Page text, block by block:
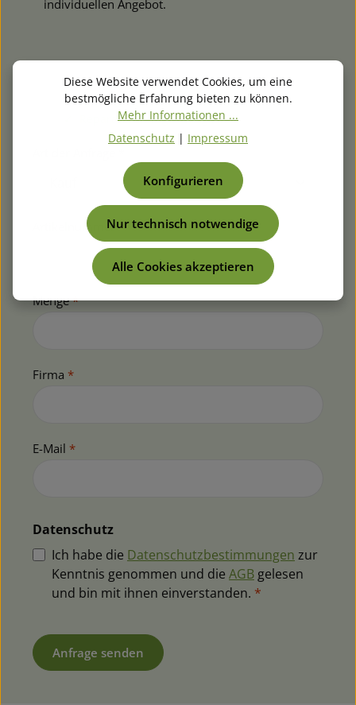
individuellen Angebot.
✓ Antwort am selben Tag (Werktage)
✓ Auch für Sammel- & Großbestellungen
✓ Reparaturanfragen möglich
Artikelnummer*
Menge*
Firma *
E-Mail *
Datenschutz
Ich habe die Datenschutzbestimmungen zur
Kenntnis genommen und die AGB gelesen
und bin mit ihnen einverstanden. *
Anfrage senden
Diese Website verwendet Cookies, um eine
bestmögliche Erfahrung bieten zu können.
Mehr Informationen ...
Datenschutz | Impressum
Nur technisch notwendige
Konfigurieren
Alle Cookies akzeptieren